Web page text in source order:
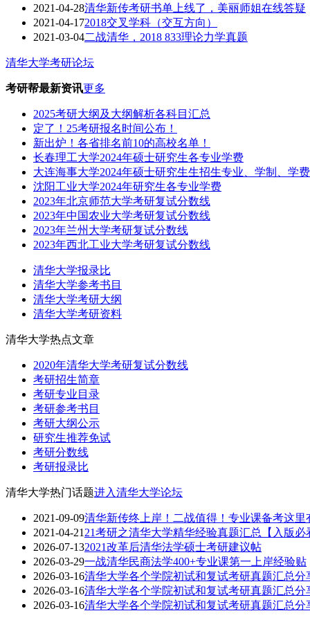
2021-04-28清华新传考研书单上线了，美丽师姐在线答疑
2021-04-172018交叉学科（交互方向）
2021-03-04二战清华，2018 833理论力学真题
清华大学考研论坛
考研帮最新资讯更多
2025考研大纲及大纲解析各科目汇总
定了！25考研报名时间公布！
新出炉！各省排名前10的高校名单！
长春理工大学2024年硕士研究生各专业学费
大连海事大学2024年硕士研究生生招生专业、学制、学
沈阳工业大学2024年研究生各专业学费
2023年北京师范大学考研复试分数线
2023年中国农业大学考研复试分数线
2023年兰州大学考研复试分数线
2023年西北工业大学考研复试分数线
清华大学报录比
清华大学参考书目
清华大学考研大纲
清华大学考研资料
清华大学热点文章
2020年清华大学考研复试分数线
考研招生简章
考研专业目录
考研参考书目
考研大纲公示
研究生推荐免试
考研分数线
考研报录比
清华大学热门话题进入清华大学论坛
2021-09-09清华新传终上岸！二战值得！专业课备考这里
2021-04-21 21考研之清华大学精华经验真题汇总【入版必
2026-07-132021改革后清华法学硕士考研建议帖
2026-03-29一战清华民商法学400+专业课第一上岸经验贴
2026-03-16清华大学各个学院初试和复试考研真题汇总分
2026-03-16清华大学各个学院初试和复试考研真题汇总分
2026-03-16清华大学各个学院初试和复试考研真题汇总分